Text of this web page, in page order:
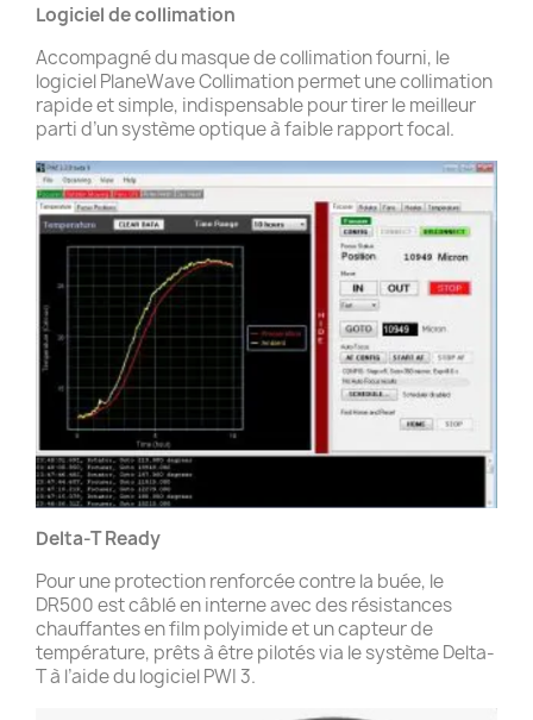
Logiciel de collimation
Accompagné du masque de collimation fourni, le
logiciel PlaneWave Collimation permet une collimation
rapide et simple, indispensable pour tirer le meilleur
parti d’un système optique à faible rapport focal.
Delta-T Ready
Pour une protection renforcée contre la buée, le
DR500 est câblé en interne avec des résistances
chauffantes en film polyimide et un capteur de
température, prêts à être pilotés via le système Delta-
T à l’aide du logiciel PWI 3.